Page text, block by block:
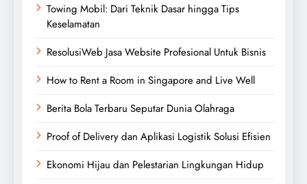
Towing Mobil: Dari Teknik Dasar hingga Tips
Keselamatan
ResolusiWeb Jasa Website Profesional Untuk Bisnis
How to Rent a Room in Singapore and Live Well
Berita Bola Terbaru Seputar Dunia Olahraga
Proof of Delivery dan Aplikasi Logistik Solusi Efisien
Ekonomi Hijau dan Pelestarian Lingkungan Hidup